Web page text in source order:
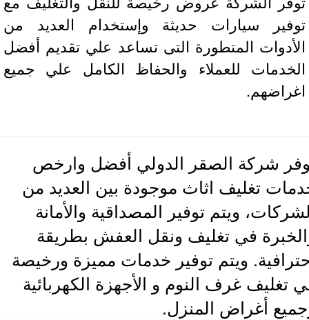
سيارات حديثة وإستخدام العديد من
المتطورة التى تساعد علي تقديم أفضل
للعملاء والحفاظ الكامل علي جميع
شركة الصقر الدولي أفضل وارخص
تغليف اثاث موجودة بين العديد من
ويتم توفير المصداقية والأمانة
في تغليف ونقل العفش بطريقة
ويتم توفير خدمات مميزة ورخيصة
غرف النوم و الأجهزة الكهربائية
أغراض المنزل.